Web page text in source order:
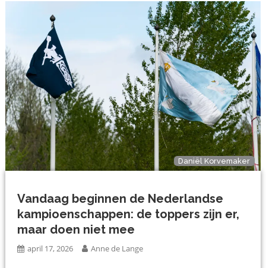
Daniël Korvemaker
Vandaag beginnen de Nederlandse
kampioenschappen: de toppers zijn er,
maar doen niet mee
april 17, 2026 Anne de Lange